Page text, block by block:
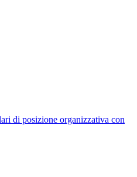
di posizione organizzativa con